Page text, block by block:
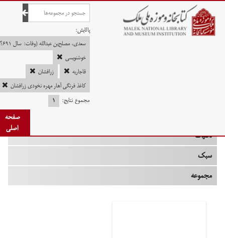
صفحه اصلی
پالایش:
سعدی، مصلح‌بن عبدالله (وفات: سال ‎۶۹۱؟ / قرن ‎۷ ه.ق)
خوشنویسی
قاجاریه
زرافشان
کاغذ فرنگی آهار مهره نخودی زرافشان
مجموع نتایج:
۱
صفحه
اصلی
تکنیک
سبک
مجموعه